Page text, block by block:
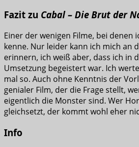
Fazit zu Cabal – Die Brut der
Einer der wenigen Filme, bei denen
kenne. Nur leider kann ich mich an
erinnern, ich weiß aber, dass ich in
Umsetzung begeistert war. Ich
mal so. Auch ohne Kenntnis der
genialer Film, der die Frage stellt,
eigentlich die Monster sind. Wer
gleichsetzt, der kommt wohl eher
Info